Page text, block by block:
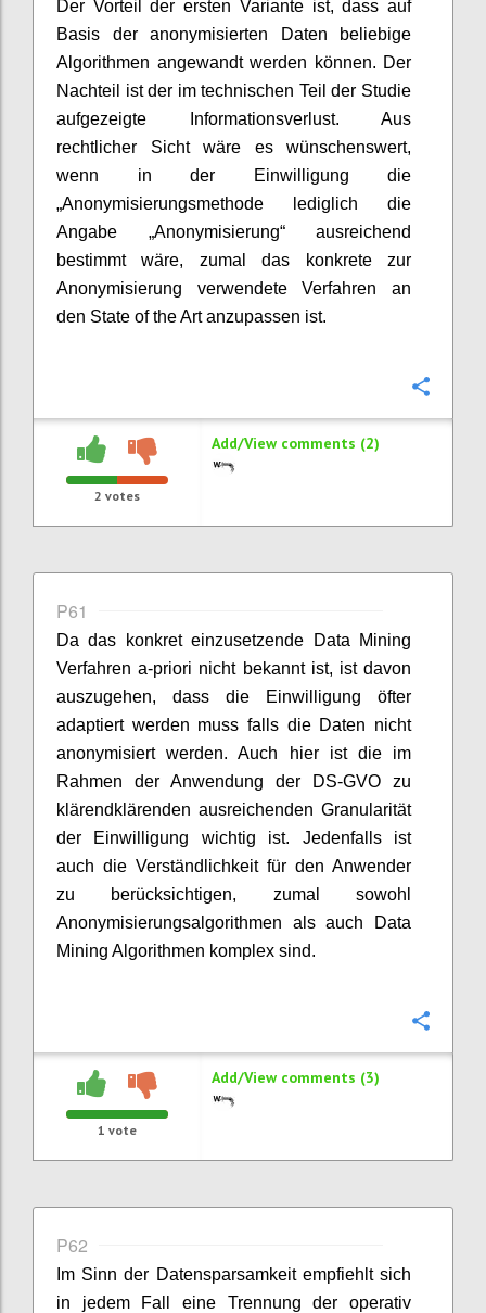
Der Vorteil der ersten Variante ist, dass auf
Basis der anonymisierten Daten beliebige
Algorithmen angewandt werden können. Der
Nachteil ist der im technischen Teil der Studie
aufgezeigte Informationsverlust. Aus
rechtlicher Sicht wäre es wünschenswert,
wenn in der Einwilligung die
„Anonymisierungsmethode lediglich die
Angabe „Anonymisierung“ ausreichend
bestimmt wäre, zumal das konkrete zur
Anonymisierung verwendete Verfahren an
den State of the Art anzupassen ist.
2 votes
Add/View comments (2)
P61
Da das konkret einzusetzende Data Mining
Verfahren a-priori nicht bekannt ist, ist davon
auszugehen, dass die Einwilligung öfter
adaptiert werden muss falls die Daten nicht
anonymisiert werden. Auch hier ist die im
Rahmen der Anwendung der DS-GVO zu
klärendklärenden ausreichenden Granularität
der Einwilligung wichtig ist. Jedenfalls ist
auch die Verständlichkeit für den Anwender
zu berücksichtigen, zumal sowohl
Anonymisierungsalgorithmen als auch Data
Mining Algorithmen komplex sind.
1 vote
Add/View comments (3)
P62
Im Sinn der Datensparsamkeit empfiehlt sich
in jedem Fall eine Trennung der operativ